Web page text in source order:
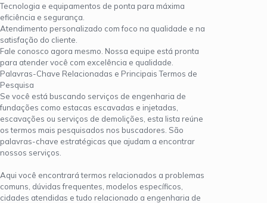
Tecnologia e equipamentos de ponta para máxima
eficiência e segurança.
Atendimento personalizado com foco na qualidade e na
satisfação do cliente.
Fale conosco agora mesmo. Nossa equipe está pronta
para atender você com excelência e qualidade.
Palavras-Chave Relacionadas e Principais Termos de
Pesquisa
Se você está buscando serviços de engenharia de
fundações como estacas escavadas e injetadas,
escavações ou serviços de demolições, esta lista reúne
os termos mais pesquisados nos buscadores. São
palavras-chave estratégicas que ajudam a encontrar
nossos serviços.
Aqui você encontrará termos relacionados a problemas
comuns, dúvidas frequentes, modelos específicos,
cidades atendidas e tudo relacionado a engenharia de